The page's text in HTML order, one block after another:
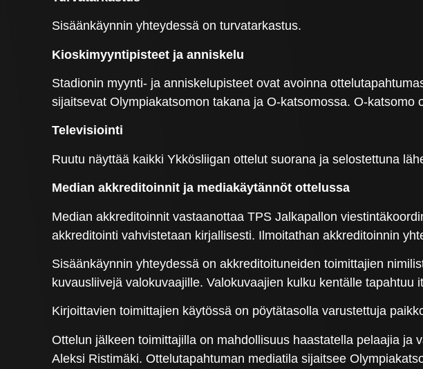
Sisäänkäynnin yhteydessä on turvatarkastus.
Kioskimyyntipisteet ja anniskelu
Stadionin myynti- ja anniskelupisteet ovat avoinna
sijaitsevat Olympiakatsomon takana ja O-katsomossa. O-
Televisiointi
Ruutu näyttää kaikki Ykkösliigan ottelut suorana ja selostettuna
Median akkreditoinnit ja mediakäytännöt ottelussa
Median akkreditoinnit vastaanottaa TPS Jalkapallon
akkreditointi vahvistetaan kirjallisesti. Ilmoitathan akkreditoinnin
Sisäänkäynnin yhteydessä on akkreditoituneiden toimittajien
kuvausliivejä valokuvaajille. Valokuvaajien kulku kentälle
Kirjoittavien toimittajien käytössä on pöytätasolla varustettuja
Ottelun jälkeen toimittajilla on mahdollisuus haastatella pelaajia
Aleksi Ristimäki. Ottelutapahtuman mediatila sijaitsee